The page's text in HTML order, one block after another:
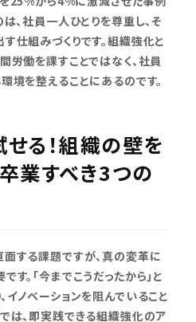
、社員一人ひとりを尊重し、そ
仕組みづくりです。組織強化と
労働を課すことではなく、社員
境を整えることにあるのです。
る！組織の壁を
業すべき3つの
する課題ですが、真の変革に
。「今までこうだったから」と
イノベーションを阻んでいること
は、即実践できる組織強化のア